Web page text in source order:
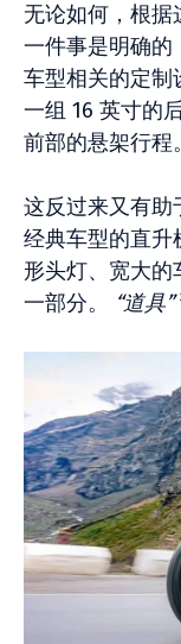
无论如何，根
一件事是明确的
车型相关的定制
一组 16 英寸的
前部的悬架行程。
这反过来又有助
经典车型的直升
形头灯、宽大的
一部分。
“道具”